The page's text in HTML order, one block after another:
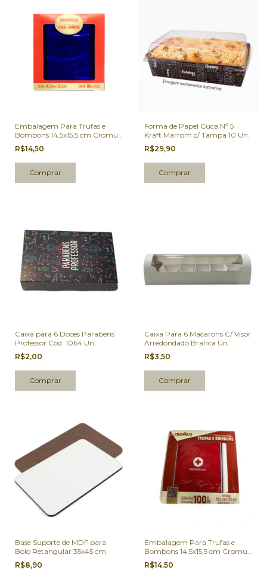
Embalagem Para Trufas e
Bombons 14,5x15,5 cm Cromus
Azul 100 Un.
R$14,50
Forma de Papel Cuca Nº 5
Kraft Marrom c/ Tampa 10 Un.
R$29,90
Caixa para 6 Doces Parabéns
Professor Cód. 1064 Un.
R$2,00
Caixa Para 6 Macarons C/ Visor
Arredondado Branca Un.
R$3,50
Base Suporte de MDF para
Bolo Retangular 35x45 cm
R$8,90
Embalagem Para Trufas e
Bombons 14,5x15,5 cm Cromus
Emergência 100 Un.
R$14,50